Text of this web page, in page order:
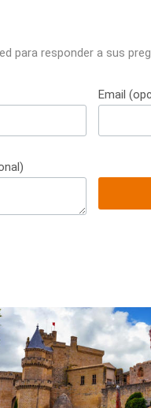
para responder a sus
Email